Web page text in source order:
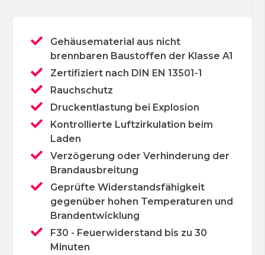
Gehäusematerial aus nicht
brennbaren Baustoffen der Klasse A1
Zertifiziert nach DIN EN 13501-1
Rauchschutz
Druckentlastung bei Explosion
Kontrollierte Luftzirkulation beim
Laden
Verzögerung oder Verhinderung der
Brandausbreitung
Geprüfte Widerstandsfähigkeit
gegenüber hohen Temperaturen und
Brandentwicklung
F30 - Feuerwiderstand bis zu 30
Minuten